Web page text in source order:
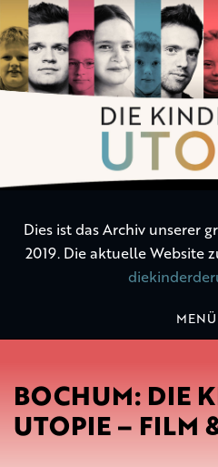
Die
Kinder
der
Dies ist das Archiv unserer
2019. Die aktuelle Website
MENÜ
BOCHUM: DIE
UTOPIE – FILM